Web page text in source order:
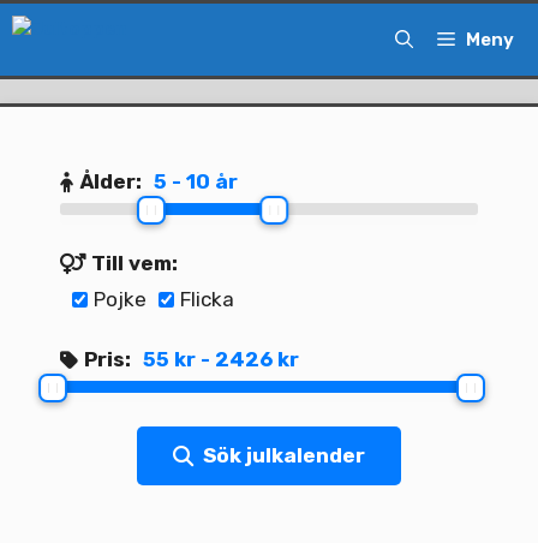
Hoppa
innehåll
Meny
Ålder: 5 - 10 år
Till vem:
Pojke
Flicka
Pris: 55 kr - 2426 kr
Sök julkalender